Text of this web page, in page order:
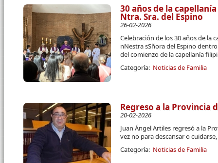
30 años de la
Ntra. Sra. del Espino
26-02-2026
Celebración de los 30 años de la
nNestra sSñora del Espino
del comienzo de la capellanía
Categoría: Noticias de Familia
Regreso a la Provincia
20-02-2026
Juan Ángel Artiles regresó a la
vez no para descansar o
Categoría: Noticias de Familia